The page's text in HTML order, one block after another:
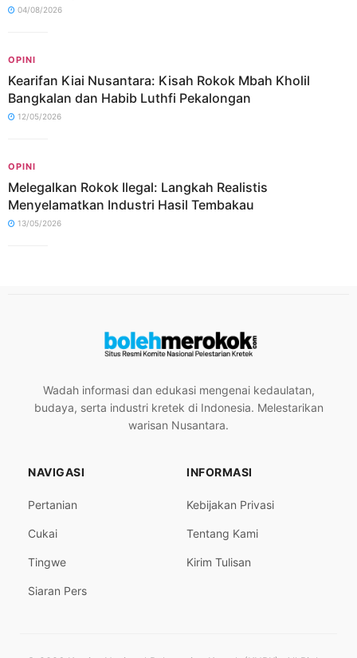
04/08/2026
OPINI
Kearifan Kiai Nusantara: Kisah Rokok Mbah Kholil
Bangkalan dan Habib Luthfi Pekalongan
12/05/2026
OPINI
Melegalkan Rokok Ilegal: Langkah Realistis
Menyelamatkan Industri Hasil Tembakau
13/05/2026
Wadah informasi dan edukasi mengenai kedaulatan,
budaya, serta industri kretek di Indonesia. Melestarikan
warisan Nusantara.
NAVIGASI
Pertanian
Cukai
Tingwe
Siaran Pers
INFORMASI
Kebijakan Privasi
Tentang Kami
Kirim Tulisan